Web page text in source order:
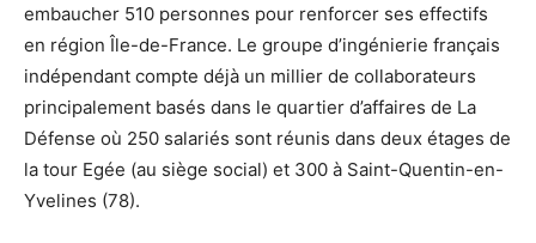
embaucher 510 personnes pour renforcer ses effectifs
en région Île-de-France. Le groupe d’ingénierie français
indépendant compte déjà un millier de collaborateurs
principalement basés dans le quartier d’affaires de La
Défense où 250 salariés sont réunis dans deux étages de
la tour Egée (au siège social) et 300 à Saint-Quentin-en-
Yvelines (78).